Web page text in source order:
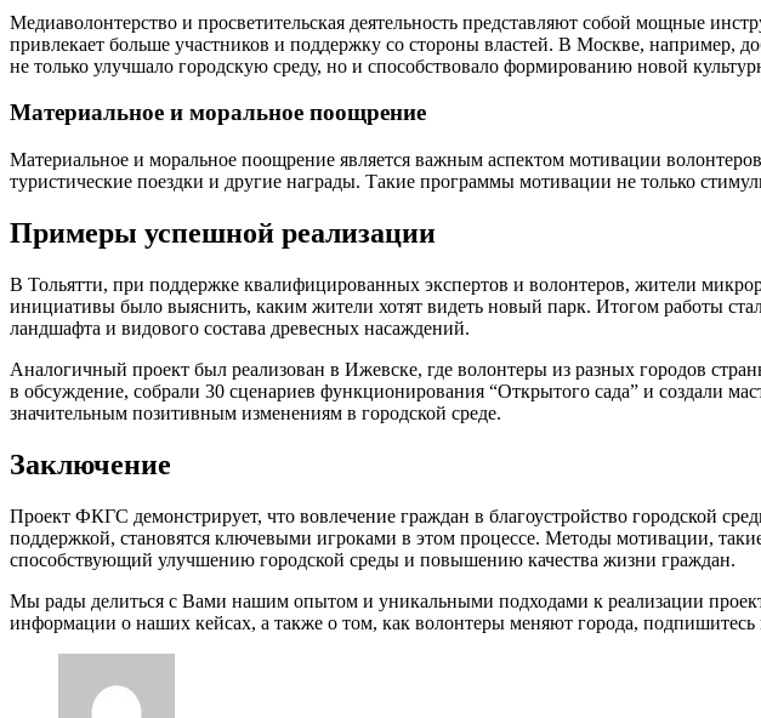
Медиаволонтерство и просветительская деятельность представляют собой мощные
привлекает больше участников и поддержку со стороны властей. В Москве, например,
не только улучшало городскую среду, но и способствовало формированию новой
Материальное и моральное поощрение
Материальное и моральное поощрение является важным аспектом мотивации
туристические поездки и другие награды. Такие программы мотивации не только
Примеры успешной реализации
В Тольятти, при поддержке квалифицированных экспертов и волонтеров, жители
инициативы было выяснить, каким жители хотят видеть новый парк. Итогом работы
ландшафта и видового состава древесных насаждений.
Аналогичный проект был реализован в Ижевске, где волонтеры из разных городов
в обсуждение, собрали 30 сценариев функционирования “Открытого сада” и создали
значительным позитивным изменениям в городской среде.
Заключение
Проект ФКГС демонстрирует, что вовлечение граждан в благоустройство городской
поддержкой, становятся ключевыми игроками в этом процессе. Методы мотивации,
способствующий улучшению городской среды и повышению качества жизни граждан.
Мы рады делиться с Вами нашим опытом и уникальными подходами к реализации
информации о наших кейсах, а также о том, как волонтеры меняют города, подпишитесь